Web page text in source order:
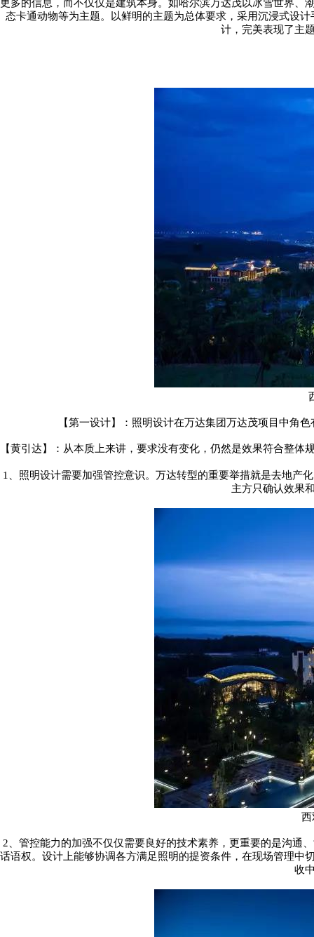
更多的信息，而不仅仅是建筑本身。如哈尔滨万达茂以冰雪世界
态卡通动物等为主题。以鲜明的主题为总体要求，采用沉浸式设
计，完美表现了主
【第一设计】：照明设计在万达集团万达茂项目中角
【黄引达】：从本质上来讲，要求没有变化，仍然是效果符合整
1
、照明设计需要加强管控意识。万达转型的重要举措就是去地
主方只确认效果
西
2 、管控能力的加强不仅仅需要良好的技术素养，更重要的是沟
话语权。设计上能够协调各方满足照明的提资条件，在现场管理
收